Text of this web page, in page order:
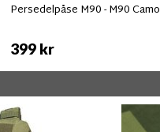
Persedelpåse M90 - M90 Camo
399 kr